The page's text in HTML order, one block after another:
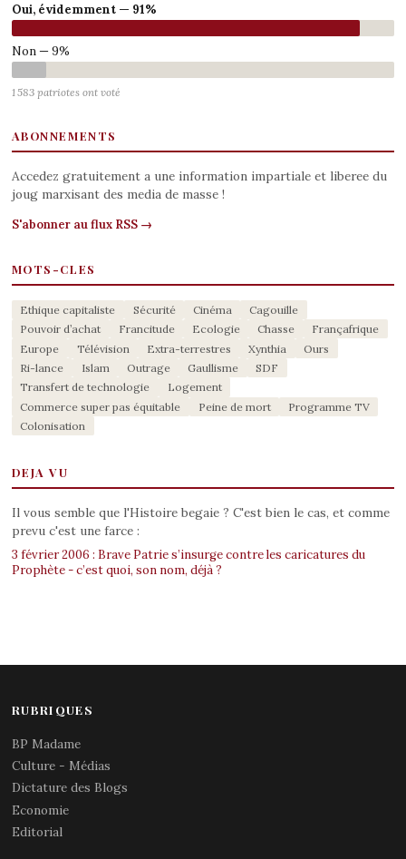
Oui, évidemment — 91%
Non — 9%
1 583 patriotes ont voté
ABONNEMENTS
Accedez gratuitement a une information impartiale et liberee du
joug marxisant des media de masse !
S'abonner au flux RSS →
MOTS-CLES
Ethique capitaliste Sécurité Cinéma
Cagouille
Pouvoir d’achat
Francitude Ecologie Chasse
Françafrique
Europe
Télévision Extra-terrestres Xynthia
Ours
Ri-lance
Islam Outrage Gaullisme
SDF
Transfert de technologie
Logement
Commerce super pas équitable
Peine de mort
Programme TV
Colonisation
DEJA VU
Il vous semble que l'Histoire begaie ? C'est bien le cas, et comme
prevu c'est une farce :
3 février 2006 : Brave Patrie s’insurge contre les caricatures du
Prophète - c’est quoi, son nom, déjà ?
RUBRIQUES
BP Madame
Culture - Médias
Dictature des Blogs
Economie
Editorial